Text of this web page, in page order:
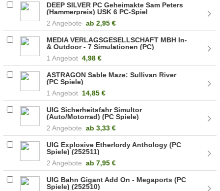
DEEP SILVER PC Geheimakte Sam Peters
(Hammerpreis) USK 6 PC-Spiel
2 Angebote ab 2,95 €
MEDIA VERLAGSGESELLSCHAFT MBH In-
& Outdoor - 7 Simulationen (PC)
1 Angebot 4,98 €
ASTRAGON Sable Maze: Sullivan River
(PC Spiele)
1 Angebot 14,85 €
UIG Sicherheitsfahr Simultor
(Auto/Motorrad) (PC Spiele)
2 Angebote ab 3,33 €
UIG Explosive Etherlordy Anthology (PC
Spiele) (252511)
2 Angebote ab 7,95 €
UIG Bahn Gigant Add On - Megaports (PC
Spiele) (252510)